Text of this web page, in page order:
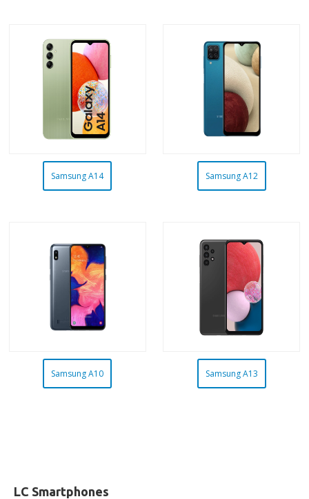
Samsung A14 Samsung A12
Samsung A10 Samsung A13
LC Smartphones